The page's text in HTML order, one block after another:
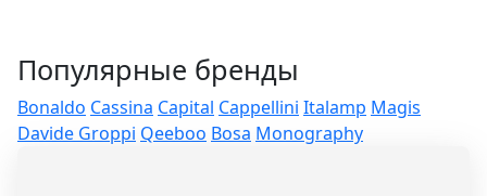
Популярные бренды
Bonaldo Cassina Capital Cappellini Italamp Magis
Davide Groppi Qeeboo Bosa Monography